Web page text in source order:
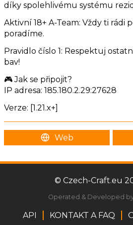
díky spolehlivému systému
Aktivní 18+ A-Team: Vždy ti rádi
poradíme.
Pravidlo číslo 1: Respektuj
bav!
🎮 Jak se připojit?
IP adresa: 185.180.2.29:27628
Verze: [1.21.x+]
Web
© Czech-Craft.eu
Operated & Developed
API KONTAKT A FAQ